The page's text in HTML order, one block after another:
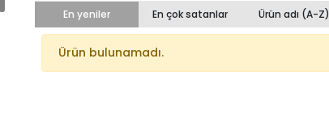
En yeniler En çok satanlar Ürün adı (A-Z)
Ürün bulunamadı.